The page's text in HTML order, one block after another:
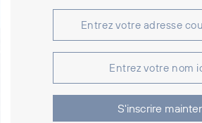
S'inscrire